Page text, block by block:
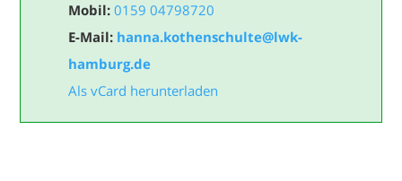
Mobil: 0159 04798720
E-Mail: hanna.kothenschulte@lwk-
hamburg.de
Als vCard herunterladen